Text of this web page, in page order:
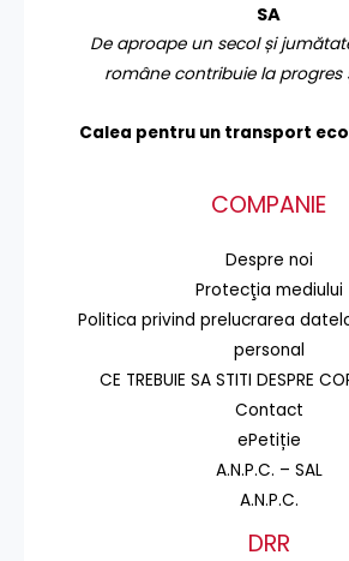
SA
De aproape un secol și
române contribuie la progres
Calea pentru un transport
COMPANIE
Despre noi
Protecţia mediului
Politica privind prelucrarea
personal
CE TREBUIE SA STITI DESPRE
Contact
ePetiție
A.N.P.C. – SAL
A.N.P.C.
DRR